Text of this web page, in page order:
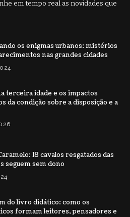
em tempo real as novidades que
os enigmas urbanos: mistérios
nas grandes cidades
terceira idade e os impactos
da condição sobre a disposição e a
18 cavalos resgatados das
seguem sem dono
do livro didático: como os
formam leitores, pensadores e